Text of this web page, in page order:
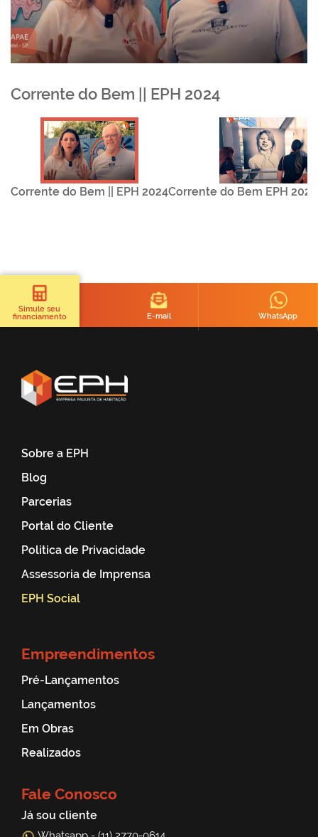
Corrente do Bem || EPH 2024
Corrente do Bem || EPH 2024Corrente do Bem EPH 2024
Simule seu
financiamento
E-mail WhatsApp
Sobre a EPH
Blog
Parcerias
Portal do Cliente
Politica de Privacidade
Assessoria de Imprensa
EPH Social
Empreendimentos
Pré-Lançamentos
Lançamentos
Em Obras
Realizados
Fale Conosco
Já sou cliente